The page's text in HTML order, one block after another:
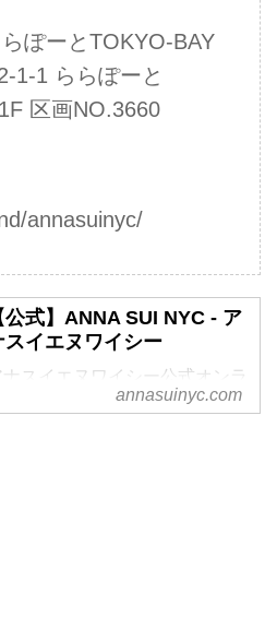
ぽーとTOKYO-BAY
1-1 ららぽーと
区画NO.3660
annasuinyc/
公式】ANNA SUI NYC - ア
スイエヌワイシー
ナスイエヌワイシー公式オンラ
ンストア - ANNA SUI NYCは、
annasuinyc.com